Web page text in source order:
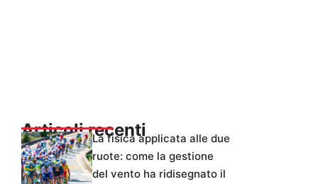
Articoli recentiLa fisica applicata alle due
ruote: come la gestione
del vento ha ridisegnato il